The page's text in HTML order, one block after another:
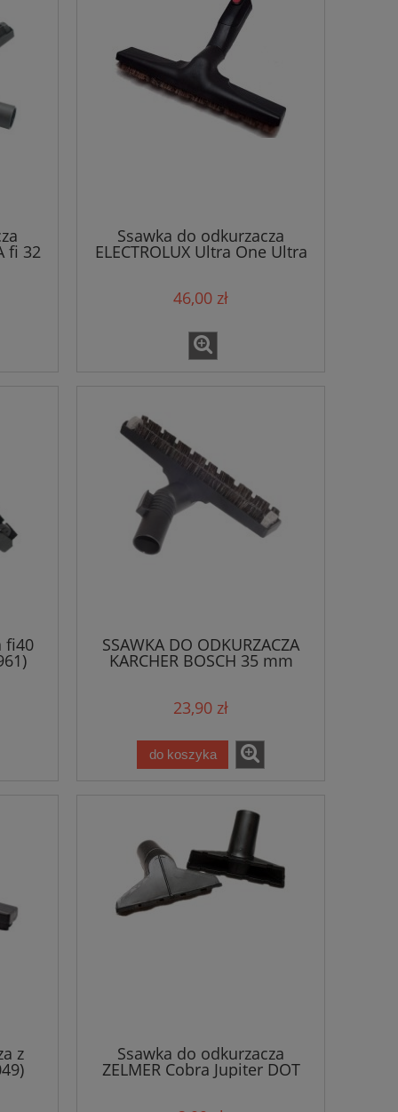
fi 32
Ssawka do odkurzacza
ELECTROLUX Ultra One Ultra
46,00 zł
fi40 SSAWKA DO ODKURZACZA
KARCHER BOSCH 35 mm
23,90 zł
do koszyka
z Ssawka do odkurzacza
ZELMER Cobra Jupiter DOT
/5797